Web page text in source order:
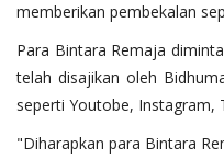
memberikan pembekalan
Para Bintara Remaja
telah disajikan oleh
seperti Youtobe, Instagram,
"Diharapkan para Bintara